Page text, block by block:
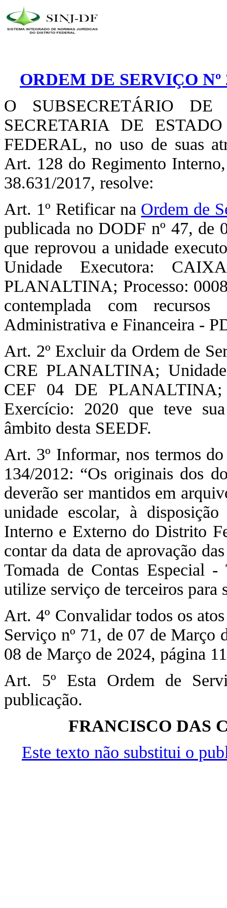
ORDEM DE SERVIÇO Nº
O SUBSECRETÁRIO
SECRETARIA DE
FEDERAL, no uso de suas
Art. 128 do Regimento
38.631/2017, resolve:
Art. 1º Retificar na Ordem de
publicada no DODF nº 47, de
que reprovou a unidade
Unidade Executora:
PLANALTINA; Processo:
contemplada com recursos
Administrativa e Financeira -
Art. 2º Excluir da Ordem de
CRE PLANALTINA;
CEF 04 DE PLANALTINA;
Exercício: 2020 que teve
âmbito desta SEEDF.
Art. 3º Informar, nos termos
134/2012: “Os originais dos
deverão ser mantidos em
unidade escolar, à
Interno e Externo do Distrito
contar da data de aprovação
Tomada de Contas Especial
utilize serviço de terceiros para
Art. 4º Convalidar todos os
Serviço nº 71, de 07 de Março
08 de Março de 2024, página
Art. 5º Esta Ordem de
publicação.
FRANCISCO DAS
Este texto não substitui o